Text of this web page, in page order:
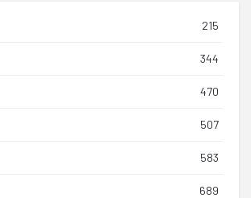
215
344
470
507
583
689